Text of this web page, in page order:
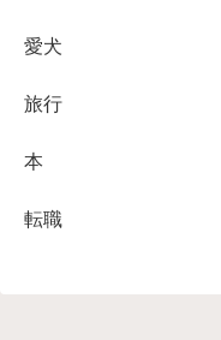
愛犬
旅行
本
転職